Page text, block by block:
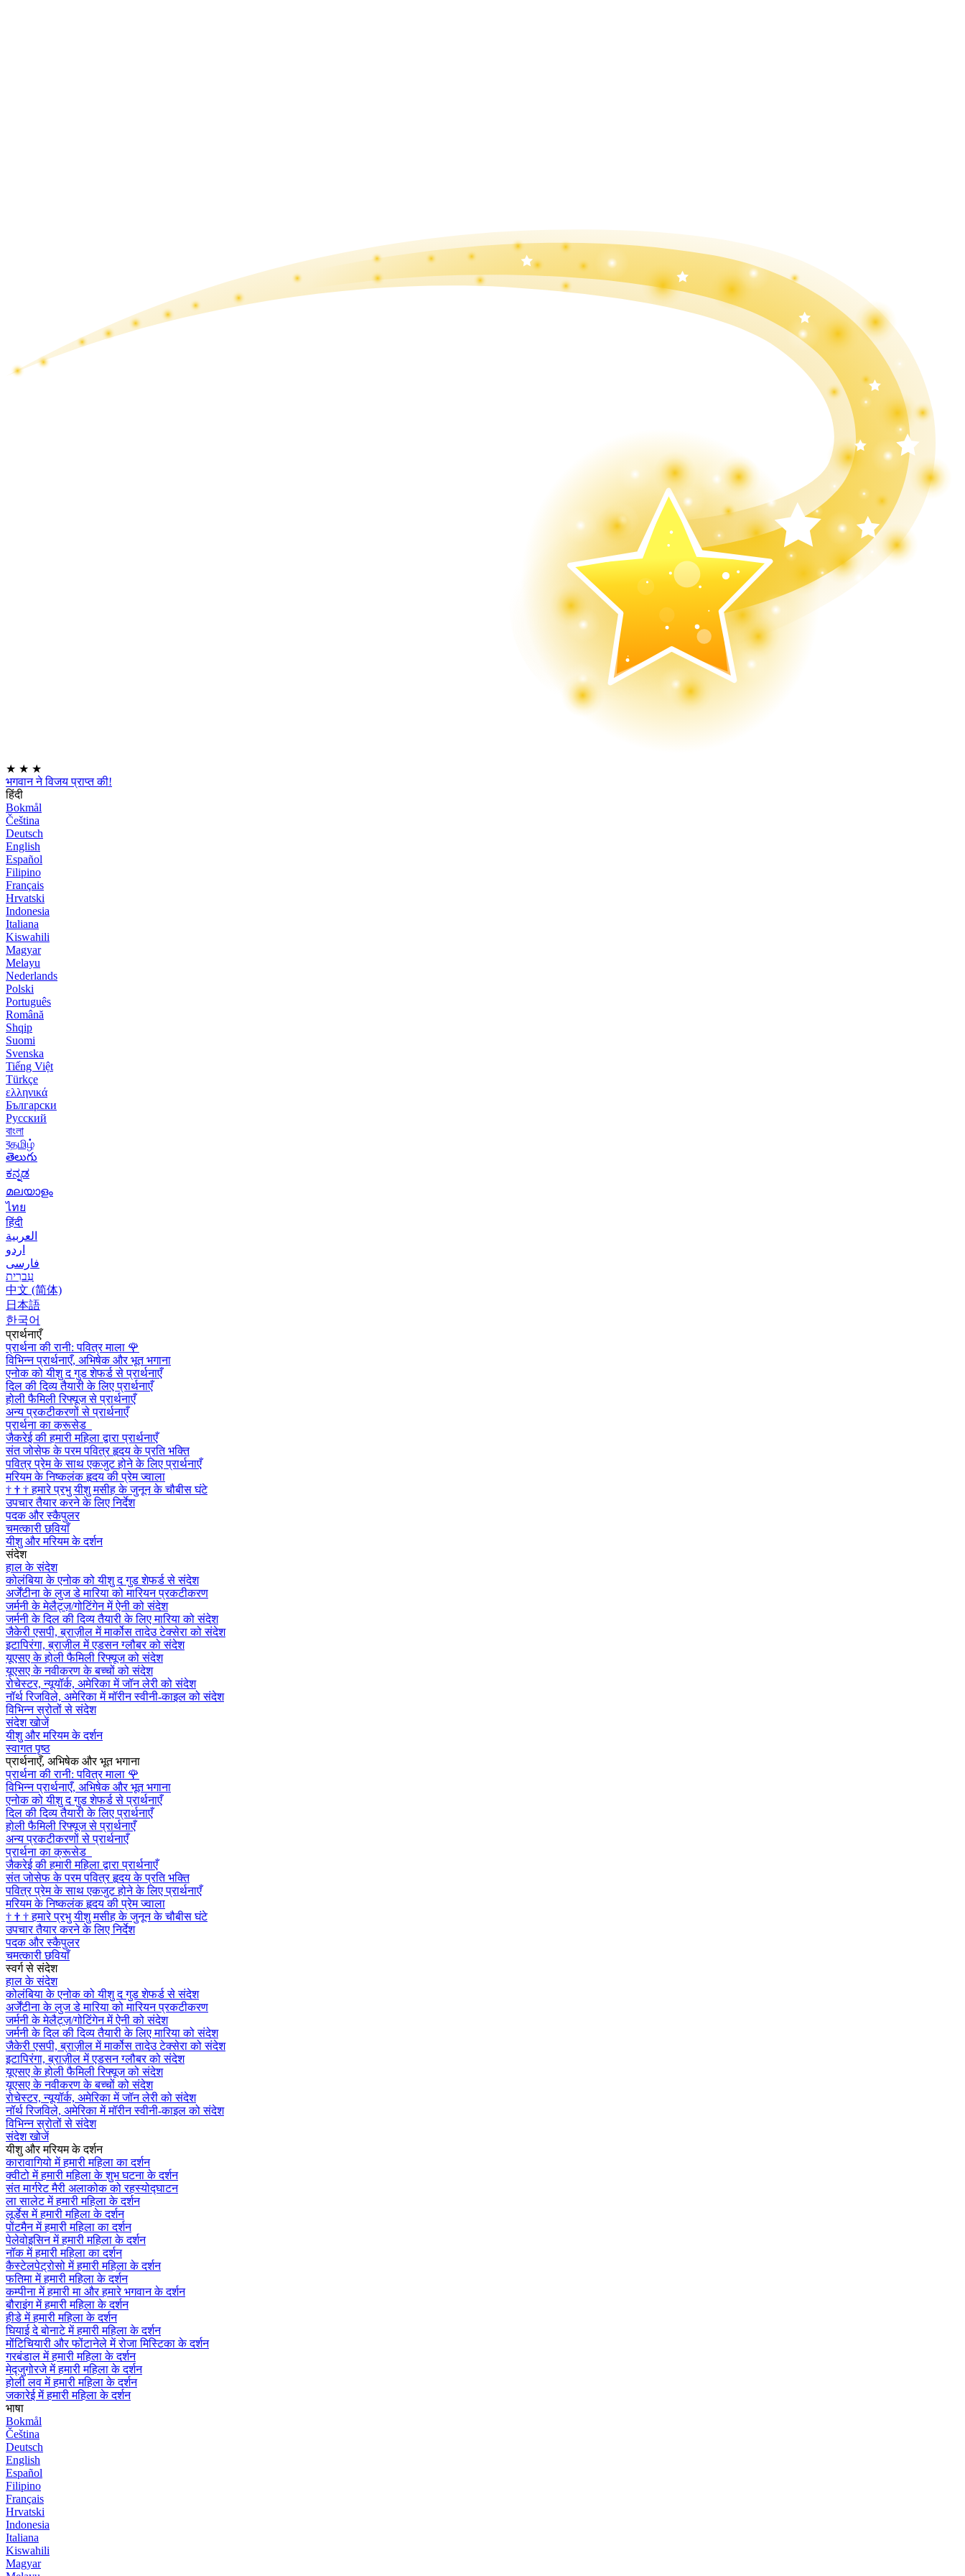
★ ★ ★
भगवान ने विजय प्राप्त की!
हिंदी
Bokmål
Čeština
Deutsch
English
Español
Filipino
Français
Hrvatski
Indonesia
Italiana
Kiswahili
Magyar
Melayu
Nederlands
Polski
Português
Română
Shqip
Suomi
Svenska
Tiếng Việt
Türkçe
ελληνικά
Български
Русский
বাংলা
বதமிழ்
తెలుగు
ಕನ್ನಡ
മലയാളം
ไทย
हिंदी
العربية
اردو
فارسی
עִברִית
中文 (简体)
日本語
한국어
प्रार्थनाएँ
प्रार्थना की रानी: पवित्र माला 🌹
विभिन्न प्रार्थनाएँ, अभिषेक और भूत भगाना
एनोक को यीशु द गुड शेफर्ड से प्रार्थनाएँ
दिल की दिव्य तैयारी के लिए प्रार्थनाएँ
होली फैमिली रिफ्यूज से प्रार्थनाएँ
अन्य प्रकटीकरणों से प्रार्थनाएँ
प्रार्थना का क्रूसेड
जैकरेई की हमारी महिला द्वारा प्रार्थनाएँ
संत जोसेफ के परम पवित्र हृदय के प्रति भक्ति
पवित्र प्रेम के साथ एकजुट होने के लिए प्रार्थनाएँ
मरियम के निष्कलंक हृदय की प्रेम ज्वाला
† † † हमारे प्रभु यीशु मसीह के जुनून के चौबीस घंटे
उपचार तैयार करने के लिए निर्देश
पदक और स्कैपुलर
चमत्कारी छवियाँ
यीशु और मरियम के दर्शन
संदेश
हाल के संदेश
कोलंबिया के एनोक को यीशु द गुड शेफर्ड से संदेश
अर्जेंटीना के लुज डे मारिया को मारियन प्रकटीकरण
जर्मनी के मेलैट्ज़/गोटिंगेन में ऐनी को संदेश
जर्मनी के दिल की दिव्य तैयारी के लिए मारिया को संदेश
जैकेरी एसपी, ब्राज़ील में मार्कोस तादेउ टेक्सेरा को संदेश
इटापिरंगा, ब्राज़ील में एडसन ग्लौबर को संदेश
यूएसए के होली फैमिली रिफ्यूज को संदेश
यूएसए के नवीकरण के बच्चों को संदेश
रोचेस्टर, न्यूयॉर्क, अमेरिका में जॉन लेरी को संदेश
नॉर्थ रिजविले, अमेरिका में मॉरीन स्वीनी-काइल को संदेश
विभिन्न स्रोतों से संदेश
संदेश खोजें
यीशु और मरियम के दर्शन
स्वागत पृष्ठ
प्रार्थनाएँ, अभिषेक और भूत भगाना
प्रार्थना की रानी: पवित्र माला 🌹
विभिन्न प्रार्थनाएँ, अभिषेक और भूत भगाना
एनोक को यीशु द गुड शेफर्ड से प्रार्थनाएँ
दिल की दिव्य तैयारी के लिए प्रार्थनाएँ
होली फैमिली रिफ्यूज से प्रार्थनाएँ
अन्य प्रकटीकरणों से प्रार्थनाएँ
प्रार्थना का क्रूसेड
जैकरेई की हमारी महिला द्वारा प्रार्थनाएँ
संत जोसेफ के परम पवित्र हृदय के प्रति भक्ति
पवित्र प्रेम के साथ एकजुट होने के लिए प्रार्थनाएँ
मरियम के निष्कलंक हृदय की प्रेम ज्वाला
† † † हमारे प्रभु यीशु मसीह के जुनून के चौबीस घंटे
उपचार तैयार करने के लिए निर्देश
पदक और स्कैपुलर
चमत्कारी छवियाँ
स्वर्ग से संदेश
हाल के संदेश
कोलंबिया के एनोक को यीशु द गुड शेफर्ड से संदेश
अर्जेंटीना के लुज डे मारिया को मारियन प्रकटीकरण
जर्मनी के मेलैट्ज़/गोटिंगेन में ऐनी को संदेश
जर्मनी के दिल की दिव्य तैयारी के लिए मारिया को संदेश
जैकेरी एसपी, ब्राज़ील में मार्कोस तादेउ टेक्सेरा को संदेश
इटापिरंगा, ब्राज़ील में एडसन ग्लौबर को संदेश
यूएसए के होली फैमिली रिफ्यूज को संदेश
यूएसए के नवीकरण के बच्चों को संदेश
रोचेस्टर, न्यूयॉर्क, अमेरिका में जॉन लेरी को संदेश
नॉर्थ रिजविले, अमेरिका में मॉरीन स्वीनी-काइल को संदेश
विभिन्न स्रोतों से संदेश
संदेश खोजें
यीशु और मरियम के दर्शन
कारावागियो में हमारी महिला का दर्शन
क्वीटो में हमारी महिला के शुभ घटना के दर्शन
संत मार्गरेट मैरी अलाकोक को रहस्योद्घाटन
ला सालेट में हमारी महिला के दर्शन
लूर्डेस में हमारी महिला के दर्शन
पोंटमैन में हमारी महिला का दर्शन
पेलेवोइसिन में हमारी महिला के दर्शन
नॉक में हमारी महिला का दर्शन
कैस्टेलपेट्रोसो में हमारी महिला के दर्शन
फतिमा में हमारी महिला के दर्शन
कम्पीना में हमारी मा और हमारे भगवान के दर्शन
बौराइंग में हमारी महिला के दर्शन
हीडे में हमारी महिला के दर्शन
घियाई दे बोनाटे में हमारी महिला के दर्शन
मोंटिचियारी और फोंटानेले में रोजा मिस्टिका के दर्शन
गरबंडाल में हमारी महिला के दर्शन
मेद्जुगोरजे में हमारी महिला के दर्शन
होली लव में हमारी महिला के दर्शन
जकारेई में हमारी महिला के दर्शन
भाषा
Bokmål
Čeština
Deutsch
English
Español
Filipino
Français
Hrvatski
Indonesia
Italiana
Kiswahili
Magyar